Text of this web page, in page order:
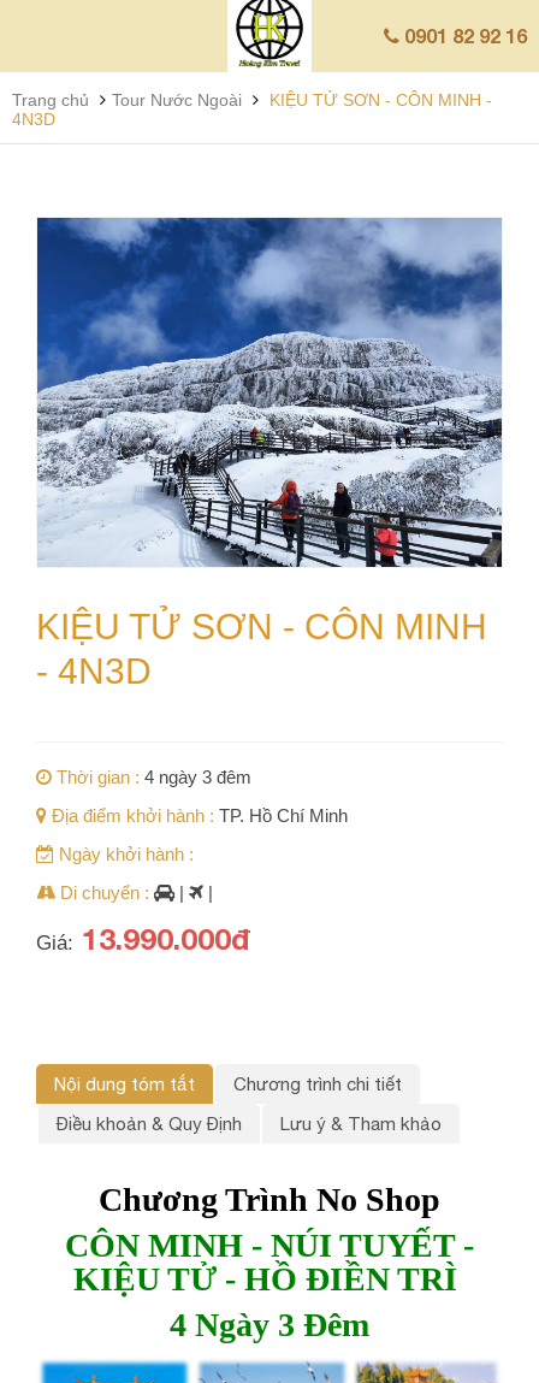
0901 82 92 16
Trang chủ Tour Nước Ngoài
KIỆU TỬ SƠN - CÔN MINH -
4N3D
KIỆU TỬ SƠN - CÔN MINH
- 4N3D
Thời gian : 4 ngày 3 đêm
Địa điểm khởi hành : TP. Hồ Chí Minh
Ngày khởi hành :
Di chuyển :
| |
Giá: 13.990.000đ
Nội dung tóm tắt
Chương trình chi tiết
Điều khoản & Quy Định
Lưu ý & Tham khảo
Chương Trình No Shop
CÔN MINH - NÚI TUYẾT -
KIỆU TỬ - HỒ ĐIỀN TRÌ
4 Ngày 3 Đêm